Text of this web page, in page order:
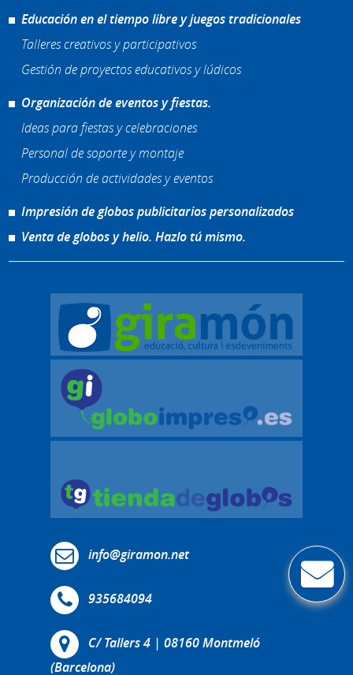
Educación en el tiempo libre y juegos tradicionales
Talleres creativos y participativos
Gestión de proyectos educativos y lúdicos
Organización de eventos y fiestas.
Ideas para fiestas y celebraciones
Personal de soporte y montaje
Producción de actividades y eventos
Impresión de globos publicitarios personalizados
Venta de globos y helio. Hazlo tú mismo.
info@giramon.net
935684094
C/ Tallers 4 | 08160 Montmeló
(Barcelona)